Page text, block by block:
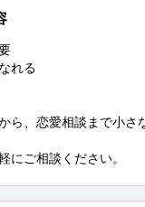
れる
ら、恋愛相談まで小さ
にご相談ください。